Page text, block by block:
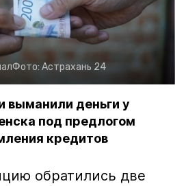
Фото: Астрахань 24
деньги у
под предлогом
кредитов
обратились две